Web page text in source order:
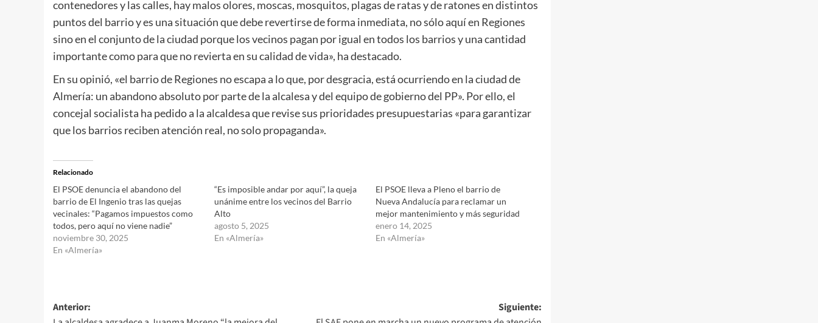
contenedores y las calles, hay malos olores, moscas, mosquitos, plagas de ratas y de ratones en distintos
puntos del barrio y es una situación que debe revertirse de forma inmediata, no sólo aquí en Regiones
sino en el conjunto de la ciudad porque los vecinos pagan por igual en todos los barrios y una cantidad
importante como para que no revierta en su calidad de vida», ha destacado.
En su opinió, «el barrio de Regiones no escapa a lo que, por desgracia, está ocurriendo en la ciudad de
Almería: un abandono absoluto por parte de la alcalesa y del equipo de gobierno del PP». Por ello, el
concejal socialista ha pedido a la alcaldesa que revise sus prioridades presupuestarias «para garantizar
que los barrios reciben atención real, no solo propaganda».
Relacionado
El PSOE denuncia el abandono del
barrio de El Ingenio tras las quejas
vecinales: “Pagamos impuestos como
todos, pero aquí no viene nadie”
noviembre 30, 2025
En «Almería»
“Es imposible andar por aquí”, la queja
unánime entre los vecinos del Barrio
Alto
agosto 5, 2025
En «Almería»
El PSOE lleva a Pleno el barrio de
Nueva Andalucía para reclamar un
mejor mantenimiento y más seguridad
enero 14, 2025
En «Almería»
Navegación
Anterior:
Siguiente: